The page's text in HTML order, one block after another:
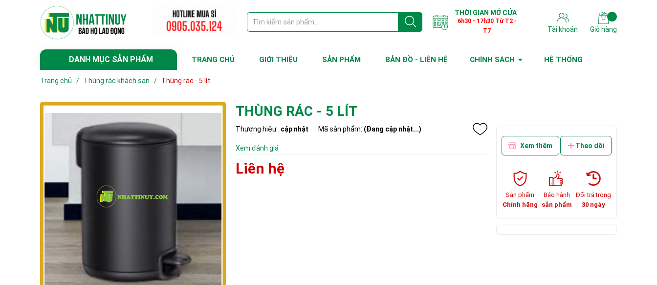
THỜI GIAN MỞ CỬA
6h30 - 17h30 Từ T2 -
T7
Tài khoản Giỏ hàng
DANH MỤC SẢN PHẨM TRANG CHỦ GIỚI THIỆU SẢN PHẨM BẢN ĐỒ - LIÊN HỆ CHÍNH SÁCH HỆ THỐNG
Trang chủ / Thùng rác khách sạn / Thùng rác - 5 lít
THÙNG RÁC - 5 LÍT
Thương hiệu: cập nhật Mã sản phẩm: (Đang cập nhật...)
Xem đánh giá
Liên hệ
Xem thêm Theo dõi
Sản phẩm
Chính hãng
Bảo hành
sản phẩm
Đổi trả trong
30 ngày